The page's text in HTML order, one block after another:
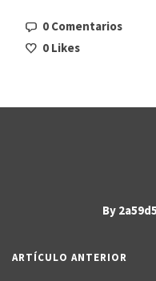
0 Comentarios
0 Likes
By
ARTÍCULO ANTERIOR